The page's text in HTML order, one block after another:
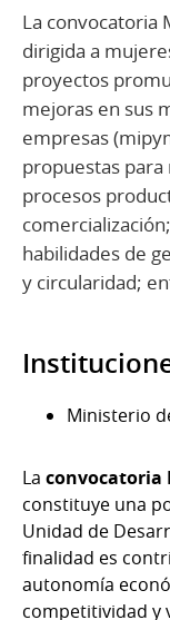
La convocatoria
dirigida a
proyectos
mejoras en sus
empresas
propuestas
procesos
habilidades de
y circularidad;
Ministerio
La convocatoria
constituye una
Unidad de
finalidad es
autonomía
competitividad y